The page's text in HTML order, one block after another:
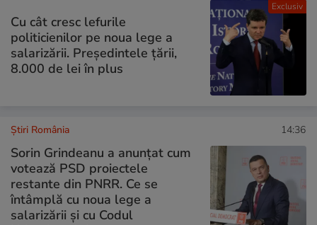
Exclusiv
Cu cât cresc lefurile
politicienilor pe noua lege a
salarizării. Președintele țării,
8.000 de lei în plus
Știri România 14:36
Sorin Grindeanu a anunțat cum
votează PSD proiectele
restante din PNRR. Ce se
întâmplă cu noua lege a
salarizării și cu Codul